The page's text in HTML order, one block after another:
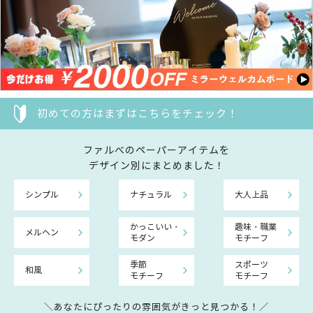
初めての方はまずはこちらをチェック！
ファルべのペーパーアイテムを
デザイン別にまとめました！
シンプル ナチュラル 大人上品
メルヘン
かっこいい・
モダン
趣味・職業
モチーフ
和風
季節
モチーフ
スポーツ
モチーフ
＼あなたにぴったりの雰囲気がきっと見つかる！／